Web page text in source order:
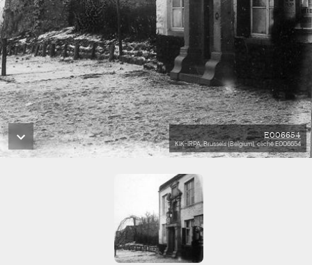
E006654
KIK-IRPA, Brussels (Belgium), cliché E006654